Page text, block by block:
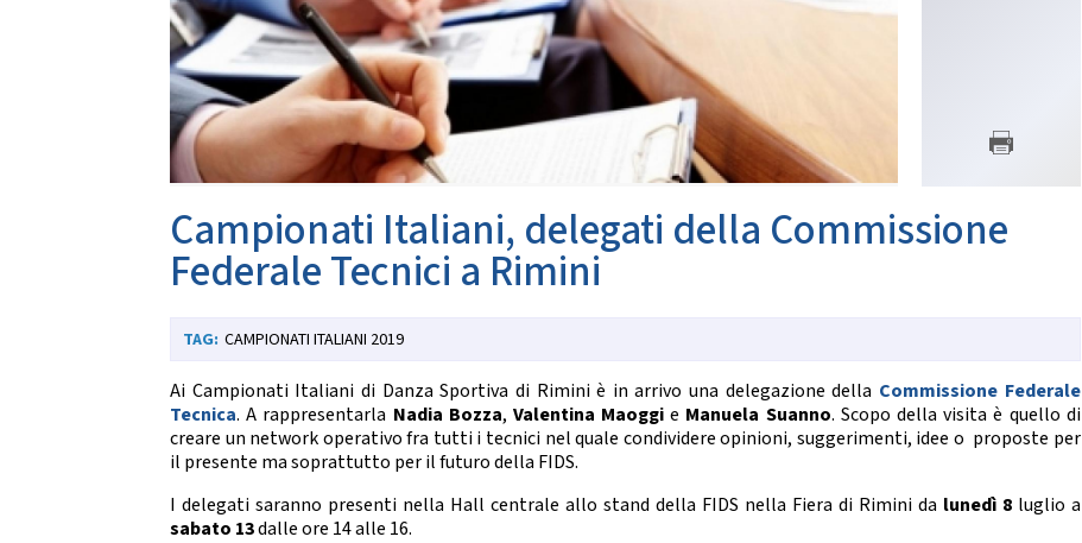
CARTE FEDERALI E REGOLAMENTI
Documenti Federali
Regolamento dell'attività sportiva
TRASPARENZA
Bandi di Gara
Bilanci
Riproduzione musicale Siae-Scf
Assicurazione
Visite Medico Sportive FMSI
Enti di Promozione
BENEMERENZE
Danze Orientali
Flamenco
Tap Dance
Country Western
DANZE COREOGRAFICHE
Synchro Dance
Choreographic Dance
Show Freestyle
Show
Ballo da Sala
DANZE REGIONALI
Liscio Tradizionale
Folk Romagnolo
SETTORE TECNICO FEDERALE
Struttura Nazionale
SETTORE ARBITRALE
ALBO TECNICI/UFFICIALI DI GARA
News
SALUTE E ANTIDOPING
Campionati Italiani, delegati della Commissione
Federale Tecnici a Rimini
CAMPIONATI ITALIANI 2019
Ai Campionati Italiani di Danza Sportiva di Rimini è in arrivo una delegazione della Commissione Federale
Tecnica. A rappresentarla Nadia Bozza, Valentina Maoggi e Manuela Suanno. Scopo della visita è quello di
creare un network operativo fra tutti i tecnici nel quale condividere opinioni, suggerimenti, idee o proposte per
il presente ma soprattutto per il futuro della FIDS.
I delegati saranno presenti nella Hall centrale allo stand della FIDS nella Fiera di Rimini da lunedì 8luglio a
sabato 13dalle ore 14 alle 16.